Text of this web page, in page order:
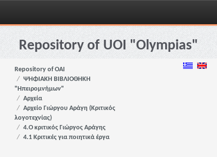
Skip
navigationRepository of UOI "Olympias"
Repository of OAI
ΨΗΦΙΑΚΗ ΒΙΒΛΙΟΘΗΚΗ
"Ηπειρομνήμων"
Αρχεία
Αρχείο Γιώργου Αράγη (Κριτικός
λογοτεχνίας)
4.Ο κριτικός Γιώργος Αράγης
4.1 Κριτικές για ποιητικά έργα